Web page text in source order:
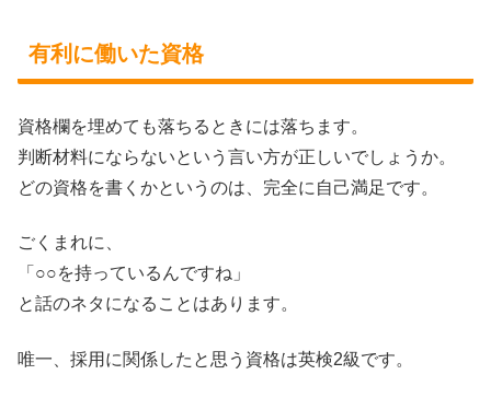
有利に働いた資格
資格欄を埋めても落ちるときには落ちます。
判断材料にならないという言い方が正しいでしょうか。
どの資格を書くかというのは、完全に自己満足です。
ごくまれに、
「○○を持っているんですね」
と話のネタになることはあります。
唯一、採用に関係したと思う資格は英検2級です。